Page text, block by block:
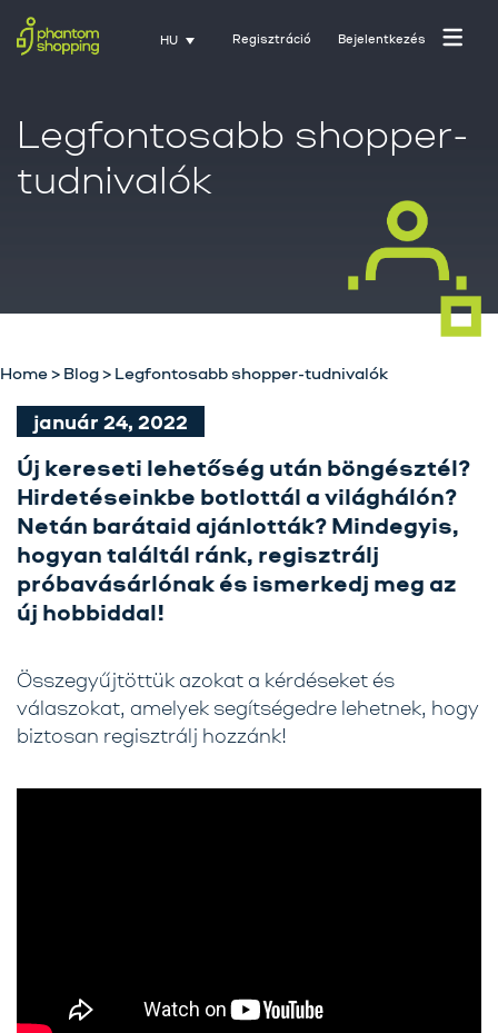
HU Regisztráció Bejelentkezés
Főoldal
Üzletágak
Szolgáltatásaink
Legfontosabb shopper-
tudnivalók
Home> Blog> Legfontosabb shopper-tudnivalók
január 24, 2022
Új kereseti lehetőség után böngésztél?
Hirdetéseinkbe botlottál a világhálón?
Netán barátaid ajánlották?Mindegyis,
hogyan találtál ránk, regisztrálj
próbavásárlónak és ismerkedj meg az
új hobbiddal!
Összegyűjtöttük azokat a kérdéseket és
válaszokat, amelyek segítségedre lehetnek, hogy
biztosan regisztrálj hozzánk!